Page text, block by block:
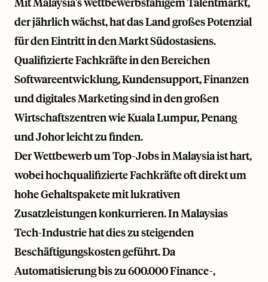
der jährlich wächst, hat das Land großes Potenzial
für den Eintritt in den Markt Südostasiens.
Qualifizierte Fachkräfte in den Bereichen
Softwareentwicklung, Kundensupport, Finanzen
und digitales Marketing sind in den großen
Wirtschaftszentren wie Kuala Lumpur, Penang
und Johor leicht zu finden.
Der Wettbewerb um Top-Jobs in Malaysia ist hart,
wobei hochqualifizierte Fachkräfte oft direkt um
hohe Gehaltspakete mit lukrativen
Zusatzleistungen konkurrieren. In Malaysias
Tech-Industrie hat dies zu steigenden
Beschäftigungskosten geführt. Da
Automatisierung bis zu 600.000 Finance-,